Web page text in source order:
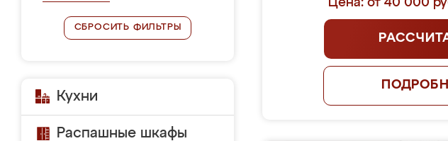
СБРОСИТЬ ФИЛЬТРЫ
Кухни
Распашные шкафы
Цена: от 40 000